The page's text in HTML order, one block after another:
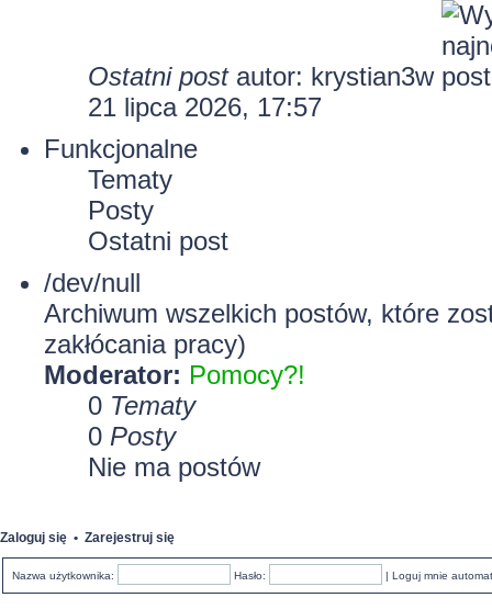
Ostatni postautor: krystian3w
21 lipca 2026, 17:57
Funkcjonalne
Tematy
Posty
Ostatni post
/dev/null
Archiwum wszelkich postów, które
zakłócania pracy)
Moderator: Pomocy?!
0 Tematy
0 Posty
Nie ma postów
Zaloguj się • Zarejestruj się
Nazwa użytkownika: Hasło: | Loguj mnie